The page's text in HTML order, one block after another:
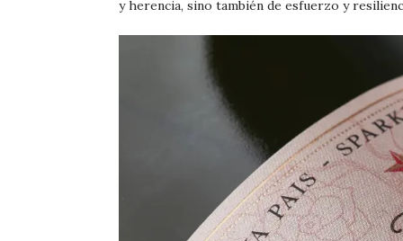
y herencia, sino también de esfuerzo y